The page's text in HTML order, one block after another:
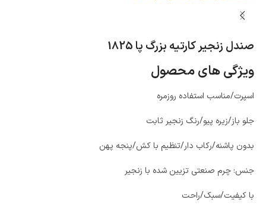
صندل زنجیر کارتیه بزرگ پا 1825
ویژگی های محصول
اسپرت/مناسب استفاده روزمره
جلو باز/زیره پیو/رنگ زنجیر ثابت
بدون پاشنه/رکاب دار/تنظیم با کش/پنجه پهن
جنس: چرم صنعتی تزیین شده با زنجیر
با کیفیت/سبک/راحت